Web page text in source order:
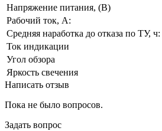
Напряжение питания, (В)
Рабочий ток, А:
Средняя наработка до отказа по ТУ, ч:
Ток индикации
Угол обзора
Яркость свечения
Написать отзыв
Пока не было вопросов.
Задать вопрос